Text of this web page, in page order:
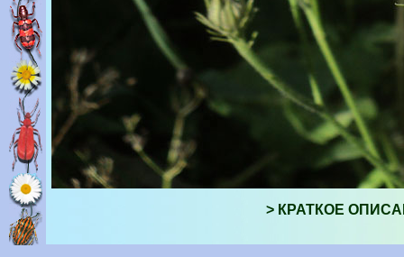
> КРАТКОЕ